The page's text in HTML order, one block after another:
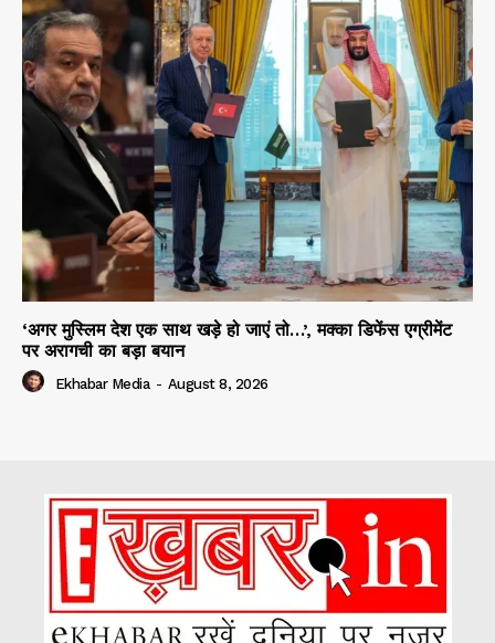
‘अगर मुस्लिम देश एक साथ खड़े हो जाएं तो…’, मक्का डिफेंस एग्रीमेंट
पर अरागची का बड़ा बयान
Ekhabar Media - August 8, 2026